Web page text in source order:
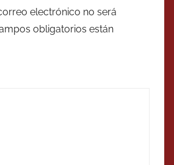
electrónico no será
obligatorios están